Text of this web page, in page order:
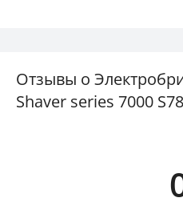
Отзывы о
Shaver series 7000